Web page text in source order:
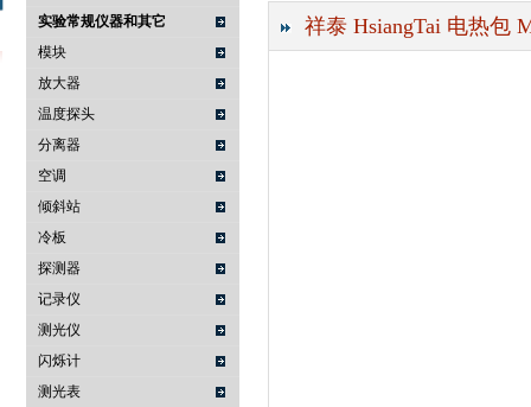
武汉提沃克科技有限公司
实验常规仪器和其它
模块
放大器
温度探头
分离器
空调
倾斜站
冷板
探测器
记录仪
测光仪
闪烁计
测光表
祥泰 HsiangTai 电热包